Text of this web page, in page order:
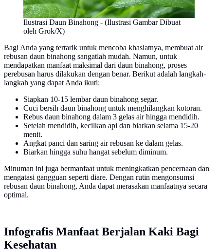
Ilustrasi Daun Binahong - (Ilustrasi Gambar Dibuat
oleh Grok/X)
Bagi Anda yang tertarik untuk mencoba khasiatnya, membuat air
rebusan daun binahong sangatlah mudah. Namun, untuk
mendapatkan manfaat maksimal dari daun binahong, proses
perebusan harus dilakukan dengan benar. Berikut adalah langkah-
langkah yang dapat Anda ikuti:
Siapkan 10-15 lembar daun binahong segar.
Cuci bersih daun binahong untuk menghilangkan kotoran.
Rebus daun binahong dalam 3 gelas air hingga mendidih.
Setelah mendidih, kecilkan api dan biarkan selama 15-20
menit.
Angkat panci dan saring air rebusan ke dalam gelas.
Biarkan hingga suhu hangat sebelum diminum.
Minuman ini juga bermanfaat untuk meningkatkan pencernaan dan
mengatasi gangguan seperti diare. Dengan rutin mengonsumsi
rebusan daun binahong, Anda dapat merasakan manfaatnya secara
optimal.
Infografis Manfaat Berjalan Kaki Bagi
Kesehatan